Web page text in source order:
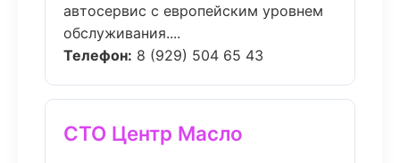
автосервис с европейским уровнем
обслуживания....
Телефон: 8 (929) 504 65 43
СТО Центр Масло